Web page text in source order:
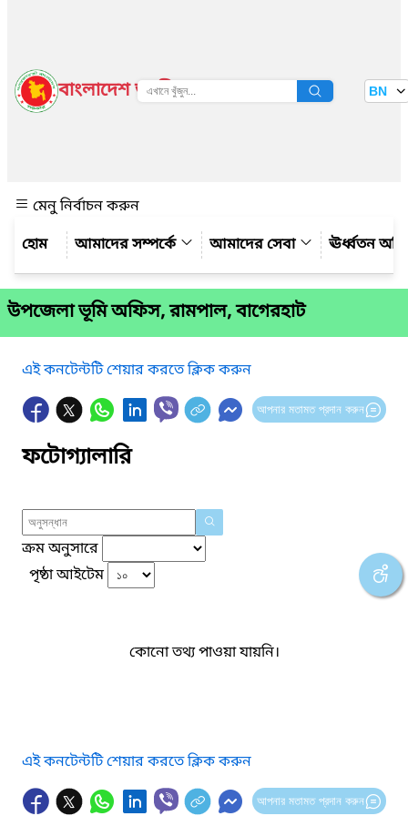
বাংলাদেশ জাতীয় তথ্য বাতায়ন BN
মেনু নির্বাচন করুন
আমাদের সম্পর্কে
আমাদের সেবা ঊর্ধ্বতন
উপজেলা ভূমি অফিস, রামপাল, বাগেরহাট
এই কনটেন্টটি শেয়ার করতে ক্লিক করুন
আপনার মতামত প্রদান করুন
ফটোগ্যালারি
ক্রম অনুসারে
পৃষ্ঠা আইটেম
কোনো তথ্য পাওয়া যায়নি।
এই কনটেন্টটি শেয়ার করতে ক্লিক করুন
আপনার মতামত প্রদান করুন